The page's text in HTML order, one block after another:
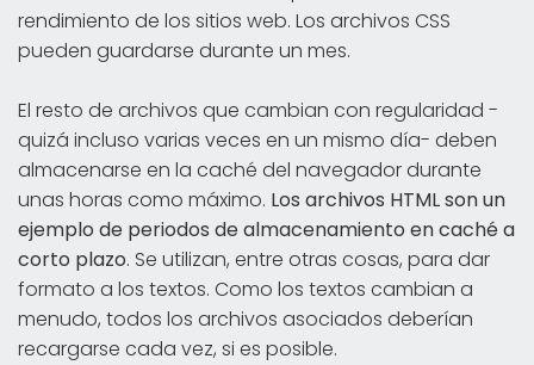
rendimiento de los sitios web. Los archivos CSS
pueden guardarse durante un mes.
El resto de archivos que cambian con regularidad -
quizá incluso varias veces en un mismo día- deben
almacenarse en la caché del navegador durante
unas horas como máximo. Los archivos HTML son un
ejemplo de periodos de almacenamiento en caché a
corto plazo. Se utilizan, entre otras cosas, para dar
formato a los textos. Como los textos cambian a
menudo, todos los archivos asociados deberían
recargarse cada vez, si es posible.